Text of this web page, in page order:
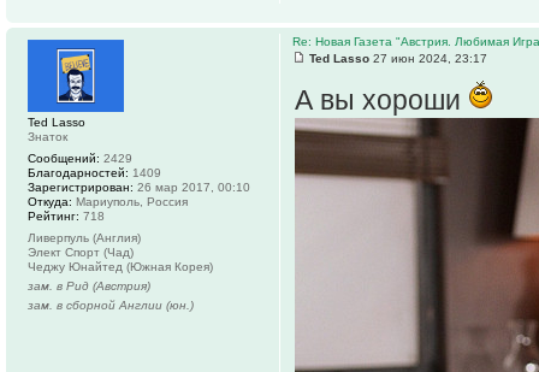
Re: Новая Газета "Австрия. Любимая
Ted Lasso 27 июн 2024, 23:17
А вы хороши
Ted Lasso
Знаток
Сообщений: 2429
Благодарностей: 1409
Зарегистрирован: 26 мар 2017, 00:10
Откуда: Мариуполь, Россия
Рейтинг: 718
Ливерпуль (Англия)
Элект Спорт (Чад)
Чеджу Юнайтед (Южная Корея)
зам. в Рид (Австрия)
зам. в сборной Англии (юн.)